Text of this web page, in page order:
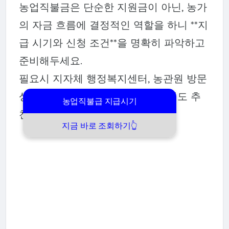
농업직불금은 단순한 지원금이 아닌, 농가
의 자금 흐름에 결정적인 역할을 하니 **지
급 시기와 신청 조건**을 명확히 파악하고
준비해두세요.
필요시 지자체 행정복지센터, 농관원 방문
상담을 통해 정확한 정보를 얻는 것도 추
천드립니다.
농업직불급 지급시기
지금 바로 조회하기👆️